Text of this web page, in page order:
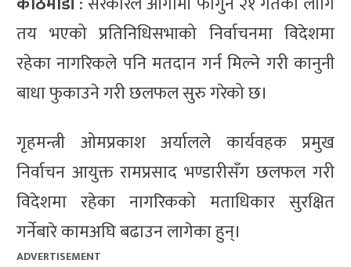
तय भएको प्रतिनिधिसभाको निर्वाचनमा विदेशमा
रहेका नागरिकले पनि मतदान गर्न मिल्ने गरी कानुनी
बाधा फुकाउने गरी छलफल सुरु गरेको छ।
गृहमन्त्री ओमप्रकाश अर्यालले कार्यवहक प्रमुख
निर्वाचन आयुक्त रामप्रसाद भण्डारीसँग छलफल गरी
विदेशमा रहेका नागरिकको मताधिकार सुरक्षित
गर्नेबारे कामअघि बढाउन लागेका हुन्।
ADVERTISEMENT